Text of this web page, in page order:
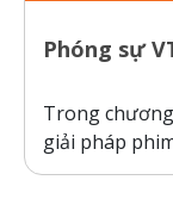
Phóng sự
Trong
giải pháp
thiệu như